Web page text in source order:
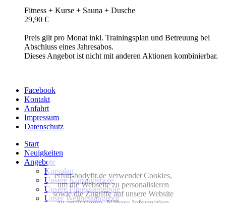
Fitness + Kurse + Sauna + Dusche
29,90 €
Preis gilt pro Monat inkl. Trainingsplan und Betreuung bei
Abschluss eines Jahresabos.
Dieses Angebot ist nicht mit anderen Aktionen kombinierbar.
Facebook
Kontakt
Anfahrt
Impressum
Datenschutz
Start
Neuigkeiten
Angebote
Kursplan
Unsere Kursangebote
Unsere Fitnessangebote
Unser Wellnessangebot
erfurt-bodyfit.de verwendet Cookies,
um die Webseite zu personalisieren
sowie die Zugriffe auf unsere Website